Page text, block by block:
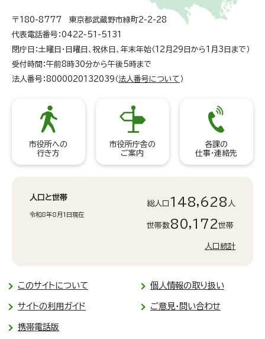
〒180-8777 東京都武蔵野市緑町2-2-28
代表電話番号：0422-51-5131
閉庁日：土曜日・日曜日、祝休日、年末年始（12月29日から1月3日まで）
受付時間：午前8時30分から午後5時まで
法人番号：8000020132039（ 法人番号について ）
市役所への
行き方
市役所庁舎の
ご案内
各課の
仕事・連絡先
人口と世帯
令和8年8月1日現在
総人口 148,628 人
世帯数80,172世帯
人口統計
このサイトについて 個人情報の取り扱い
サイトの利用ガイド ご意見・問い合わせ
携帯電話版